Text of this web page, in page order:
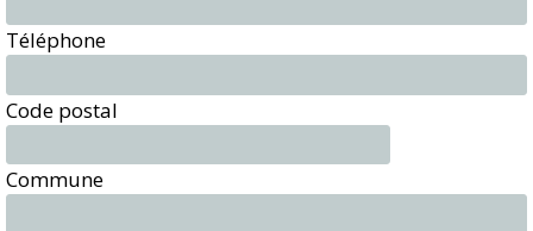
Téléphone
Code postal
Commune